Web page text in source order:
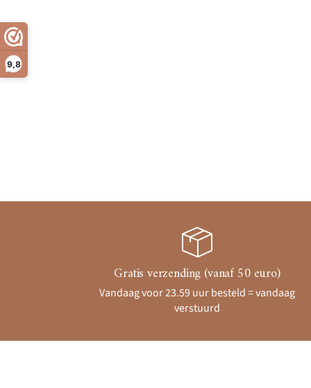
9,8
Gratis verzending (vanaf 50 euro)
Vandaag voor 23.59 uur besteld = vandaag
verstuurd